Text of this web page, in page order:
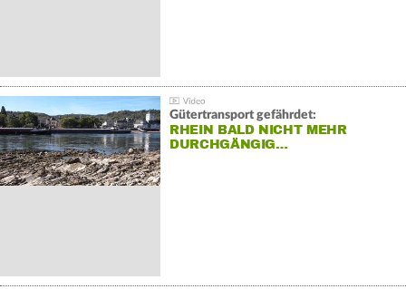
Gütertransport gefährdet:
RHEIN BALD NICHT MEHR
DURCHGÄNGIG…